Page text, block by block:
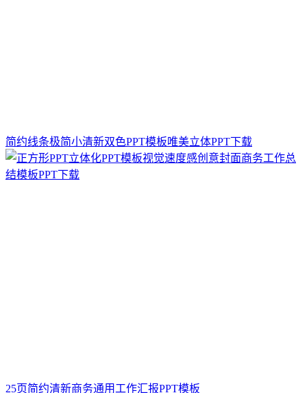
简约线条极简小清新双色PPT模板唯美立体PPT下载
25页简约清新商务通用工作汇报PPT模板